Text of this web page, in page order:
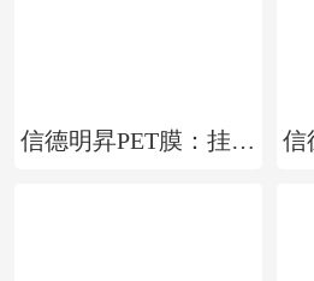
信德明昇PET膜：挂版PET胶片 挂版片基 拼版片基 挂版胶片